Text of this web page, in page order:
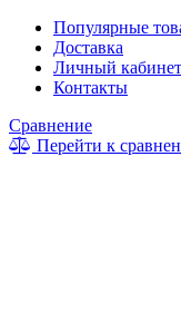
Популярные
Доставка
Личный кабинет
Контакты
Сравнение
Перейти к